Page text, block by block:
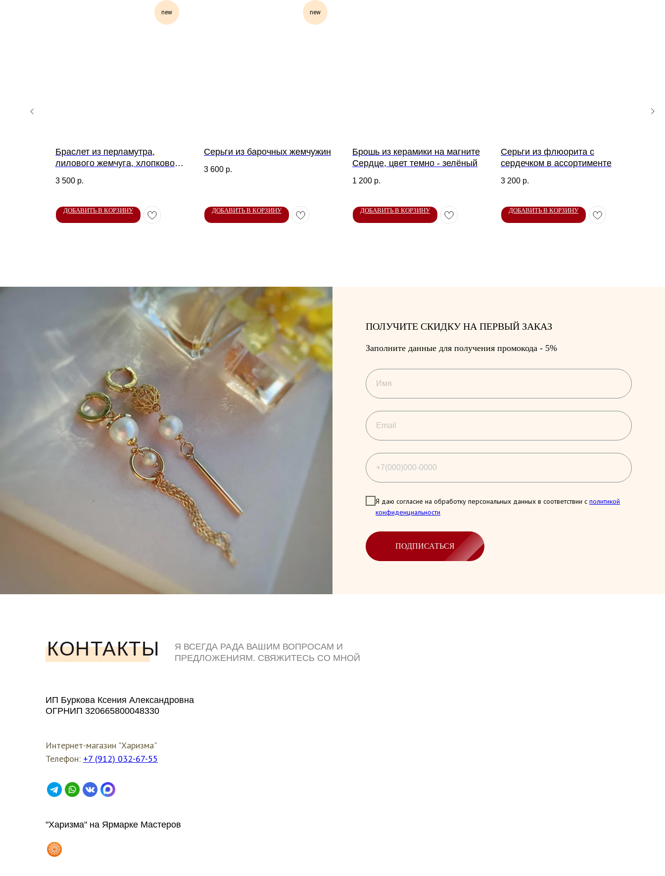
new
Браслет из перламутра,
лилового жемчуга, хлопкового
3 500 р.
ДОБАВИТЬ В КОРЗИНУ
new
Серьги из барочных жемчужин
3 600 р.
ДОБАВИТЬ В КОРЗИНУ
Брошь из керамики на магните
Сердце, цвет темно - зелёный
1 200 р.
ДОБАВИТЬ В КОРЗИНУ
Серьги из флюорита с
сердечком в ассортименте
3 200 р.
ДОБАВИТЬ В КОРЗИНУ
ПОЛУЧИТЕ СКИДКУ НА ПЕРВЫЙ ЗАКАЗ
Заполните данные для получения промокода - 5%
Я даю согласие на обработку персональных данных в соответствии сполитикой
конфиденциальности
ПОДПИСАТЬСЯ
Я ВСЕГДА РАДА ВАШИМ ВОПРОСАМ И
ПРЕДЛОЖЕНИЯМ. СВЯЖИТЕСЬ СО МНОЙ
КОНТАКТЫ
ИП Буркова Ксения Александровна
ОГРНИП 320665800048330
Интернет-магазин "Харизма"
Телефон: +7 (912) 032-67-55
"Харизма" на Ярмарке Мастеров